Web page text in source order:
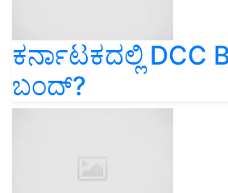
ಕರ್ನಾಟಕದಲ್ಲಿ DCC
ಬಂದ್?